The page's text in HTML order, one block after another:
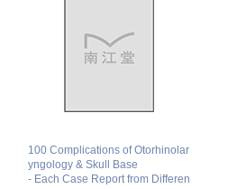
100 Complications of Otorhinolar
yngology & Skull Base
- Each Case Report from Differen